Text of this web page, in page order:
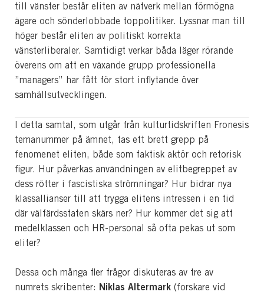
till vänster består eliten av nätverk mellan förmögna
ägare och sönderlobbade toppolitiker. Lyssnar man till
höger består eliten av politiskt korrekta
vänsterliberaler. Samtidigt verkar båda läger rörande
överens om att en växande grupp professionella
”managers” har fått för stort inflytande över
samhällsutvecklingen.
I detta samtal, som utgår från kulturtidskriften Fronesis
temanummer på ämnet, tas ett brett grepp på
fenomenet eliten, både som faktisk aktör och retorisk
figur. Hur påverkas användningen av elitbegreppet av
dess rötter i fascistiska strömningar? Hur bidrar nya
klassallianser till att trygga elitens intressen i en tid
där välfärdsstaten skärs ner? Hur kommer det sig att
medelklassen och HR-personal så ofta pekas ut som
eliter?
Dessa och många fler frågor diskuteras av tre av
numrets skribenter: Niklas Altermark (forskare vid